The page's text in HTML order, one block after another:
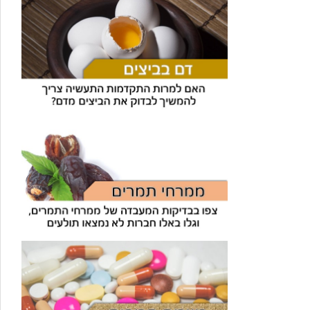
עוזר הכשרות של כושרות
🪲 בדיקת חרקים
חרקים בפירות, ירקות וקטניות